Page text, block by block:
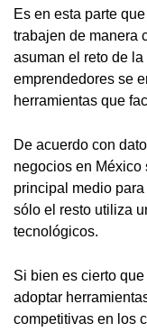
Es en esta parte
trabajen de manera
asuman el reto de
emprendedores se
herramientas que
De acuerdo con
negocios en
principal medio
sólo el resto utiliza
tecnológicos.
Si bien es cierto
adoptar
competitivas en los